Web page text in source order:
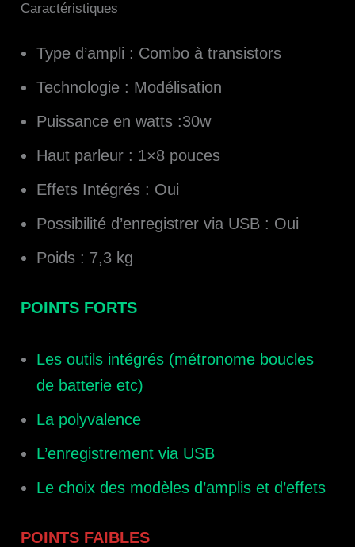
Caractéristiques
Type d’ampli : Combo à transistors
Technologie : Modélisation
Puissance en watts :30w
Haut parleur : 1×8 pouces
Effets Intégrés : Oui
Possibilité d’enregistrer via USB : Oui
Poids : 7,3 kg
POINTS FORTS
Les outils intégrés (métronome boucles
de batterie etc)
La polyvalence
L’enregistrement via USB
Le choix des modèles d’amplis et d’effets
POINTS FAIBLES